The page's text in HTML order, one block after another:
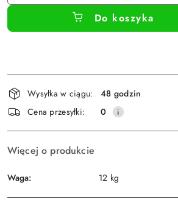
Do koszyka
Wyślij
Dostępność
i
dostawa
Wysyłka w ciągu:
48 godzin
Cena przesyłki:
0
Więcej o produkcie
Waga: 12 kg